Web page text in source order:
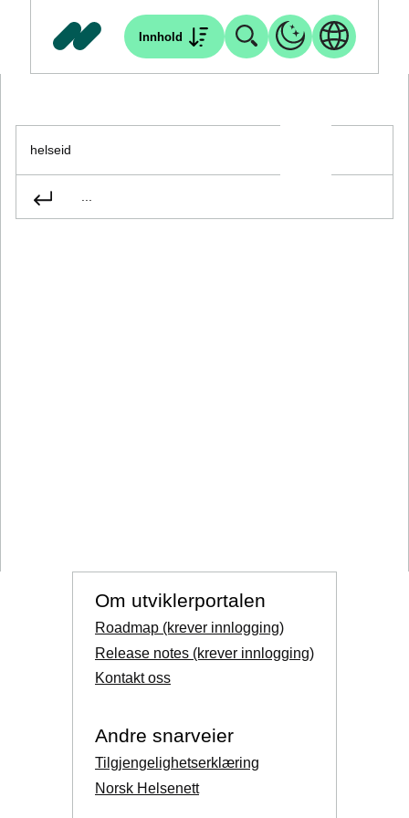
Innhold
helseid
Om utviklerportalen
Roadmap (krever innlogging)
Release notes (krever innlogging)
Kontakt oss
Andre snarveier
Tilgjengelighetserklæring
Norsk Helsenett